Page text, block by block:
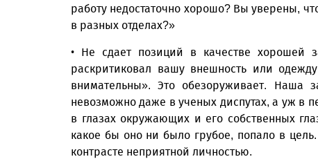
работу недостаточно хорошо? Вы уверены,
в разных отделах?»
• Не сдает позиций в качестве хорошей
раскритиковал вашу внешность или
внимательны». Это обезоруживает. Наша
невозможно даже в ученых диспутах, а уж в
в глазах окружающих и его собственных
какое бы оно ни было грубое, попало в
контрасте неприятной личностью.